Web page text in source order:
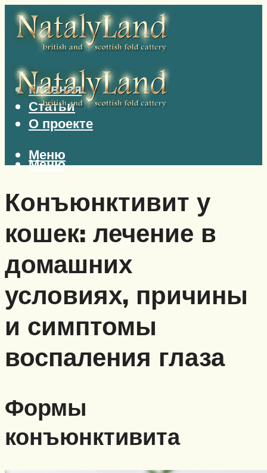
Главная
Статьи
О проекте
Меню
Меню
Конъюнктивит у
кошек: лечение в
домашних
условиях, причины
и симптомы
воспаления глаза
Формы
конъюнктивита